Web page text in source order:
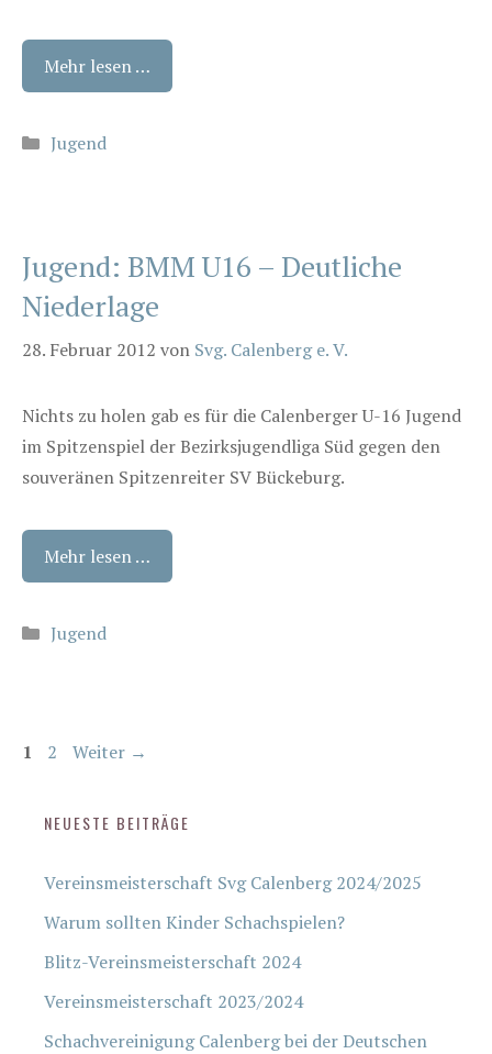
Mehr lesen …
Kategorien
Jugend
Jugend: BMM U16 – Deutliche
Niederlage
28. Februar 2012 von Svg. Calenberg e. V.
Nichts zu holen gab es für die Calenberger U-16 Jugend
im Spitzenspiel der Bezirksjugendliga Süd gegen den
souveränen Spitzenreiter SV Bückeburg.
Mehr lesen …
Kategorien
Jugend
Seite
1 Seite
2 Weiter →
NEUESTE BEITRÄGE
Vereinsmeisterschaft Svg Calenberg 2024/2025
Warum sollten Kinder Schachspielen?
Blitz-Vereinsmeisterschaft 2024
Vereinsmeisterschaft 2023/2024
Schachvereinigung Calenberg bei der Deutschen